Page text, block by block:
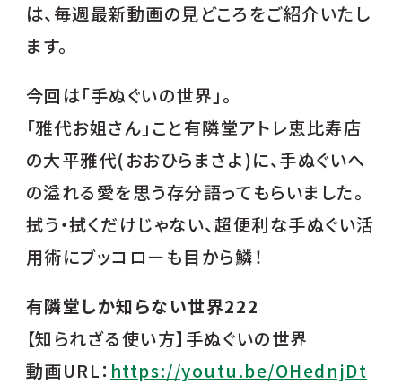
は、毎週最新動画の見どころをご紹介いたし
ます。
今回は「手ぬぐいの世界」。
「雅代お姐さん」こと有隣堂アトレ恵比寿店
の大平雅代(おおひらまさよ)に、手ぬぐいへ
の溢れる愛を思う存分語ってもらいました。
拭う・拭くだけじゃない、超便利な手ぬぐい活
用術にブッコローも目から鱗！
有隣堂しか知らない世界222
【知られざる使い方】手ぬぐいの世界
動画URL： https://youtu.be/OHednjDt